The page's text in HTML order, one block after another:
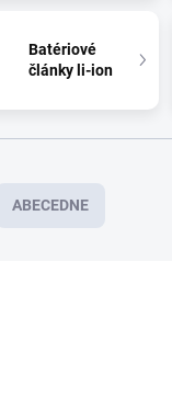
Batériové
články li-ion
ABECEDNE